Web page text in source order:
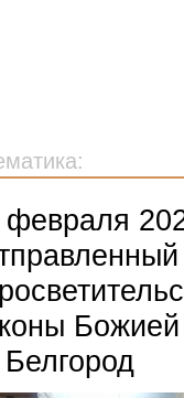
февраля
Белгород